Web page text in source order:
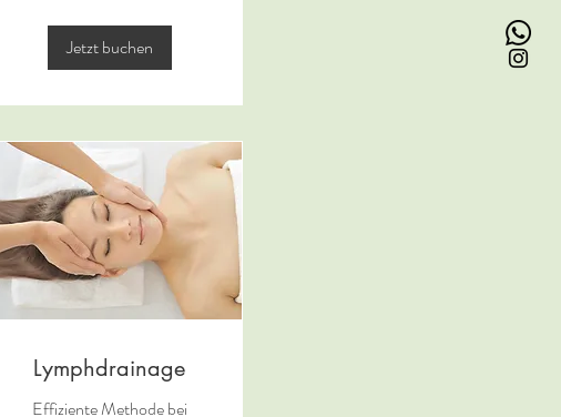
Jetzt buchen
Lymphdrainage
Effiziente Methode bei